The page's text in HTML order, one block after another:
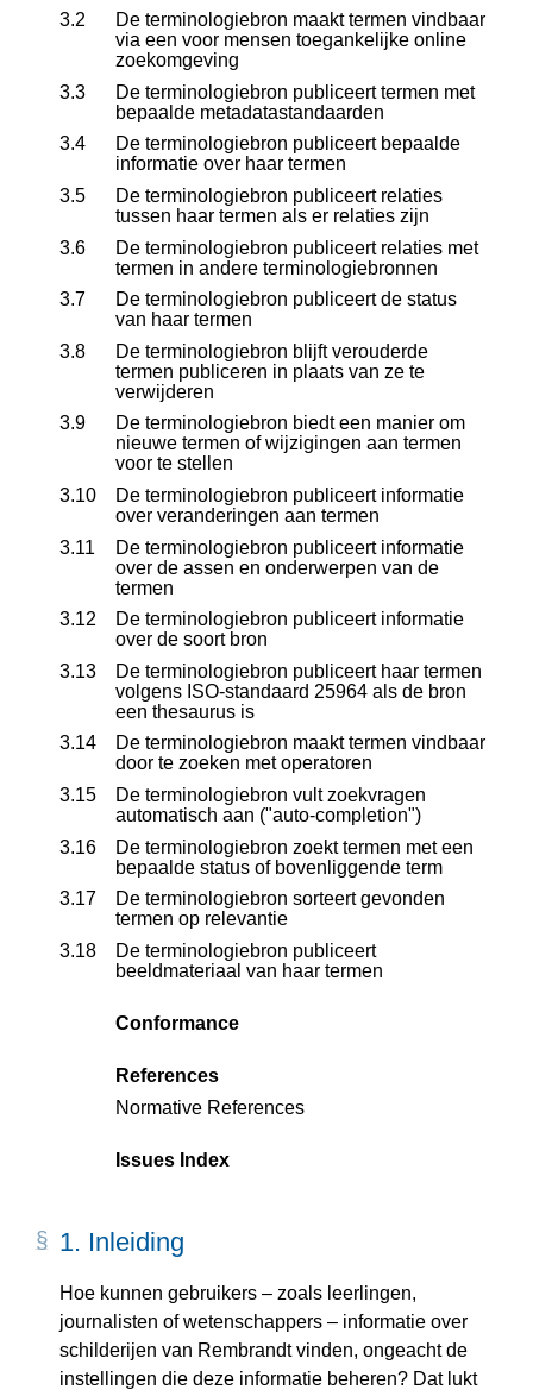
3.2
De terminologiebron maakt termen vindbaar
via een voor mensen toegankelijke online
zoekomgeving
3.3
De terminologiebron publiceert termen met
bepaalde metadatastandaarden
3.4
De terminologiebron publiceert bepaalde
informatie over haar termen
3.5
De terminologiebron publiceert relaties
tussen haar termen als er relaties zijn
3.6
De terminologiebron publiceert relaties met
termen in andere terminologiebronnen
3.7
De terminologiebron publiceert de status
van haar termen
3.8
De terminologiebron blijft verouderde
termen publiceren in plaats van ze te
verwijderen
3.9
De terminologiebron biedt een manier om
nieuwe termen of wijzigingen aan termen
voor te stellen
3.10
De terminologiebron publiceert informatie
over veranderingen aan termen
3.11
De terminologiebron publiceert informatie
over de assen en onderwerpen van de
termen
3.12
De terminologiebron publiceert informatie
over de soort bron
3.13
De terminologiebron publiceert haar termen
volgens ISO-standaard 25964 als de bron
een thesaurus is
3.14
De terminologiebron maakt termen vindbaar
door te zoeken met operatoren
3.15
De terminologiebron vult zoekvragen
automatisch aan ("auto-completion")
3.16
De terminologiebron zoekt termen met een
bepaalde status of bovenliggende term
3.17
De terminologiebron sorteert gevonden
termen op relevantie
3.18
De terminologiebron publiceert
beeldmateriaal van haar termen
Conformance
References
Normative References
Issues Index
1. Inleiding
Hoe kunnen gebruikers – zoals leerlingen,
journalisten of wetenschappers – informatie over
schilderijen van Rembrandt vinden, ongeacht de
instellingen die deze informatie beheren? Dat lukt